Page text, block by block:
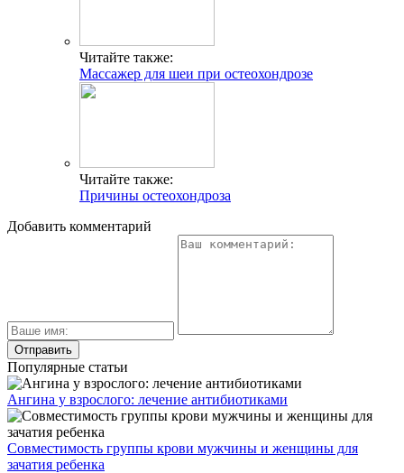
Читайте также:
Массажер для шеи при остеохондрозе
Читайте также:
Причины остеохондроза
Добавить комментарий
Популярные статьи
Ангина у взрослого: лечение антибиотиками
Совместимость группы крови мужчины и женщины для
зачатия ребенка